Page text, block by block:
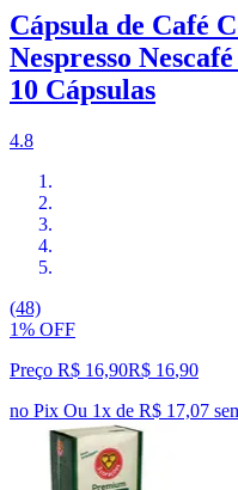
Cápsula de Café
Nespresso
10 Cápsulas
4.8
(48)
1% OFF
Preço R$ 16,90R$ 16,90
no Pix Ou 1x de R$ 17,07